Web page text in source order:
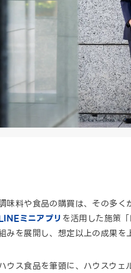
味料や食品の購買は、その多く
ミニアプリを活用した施策
みを展開し、想定以上の成果を
ウス食品を筆頭に、ハウスウェ